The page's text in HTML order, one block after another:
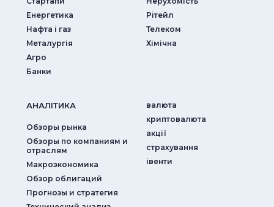
Енергетика
Нафта і газ
Металургія
Агро
Банки
Рітейл
Телеком
Хімічна
АНАЛIТИКА
Обзоры рынка
Обзоры по компаниям и
отраслям
Макроэкономика
Обзор облигаций
Прогнозы и стратегия
валюта
криптовалюта
акції
страхування
iвенти